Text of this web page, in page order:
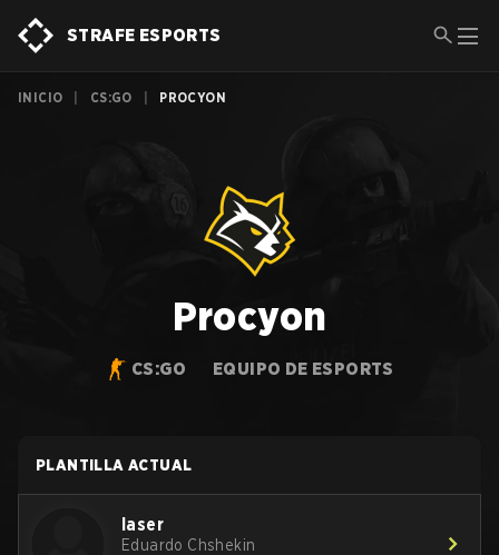
STRAFE ESPORTS
INICIO CS:GO PROCYON
Procyon
CS:GO EQUIPO DE ESPORTS
PLANTILLA ACTUAL
laser
Eduardo Chshekin